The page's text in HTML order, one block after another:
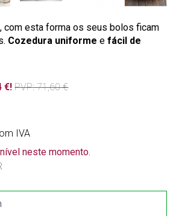
, com esta forma os seus bolos ficam
Cozedura uniforme efácil de
€! PVP: 71,60 €
IVA
neste momento.